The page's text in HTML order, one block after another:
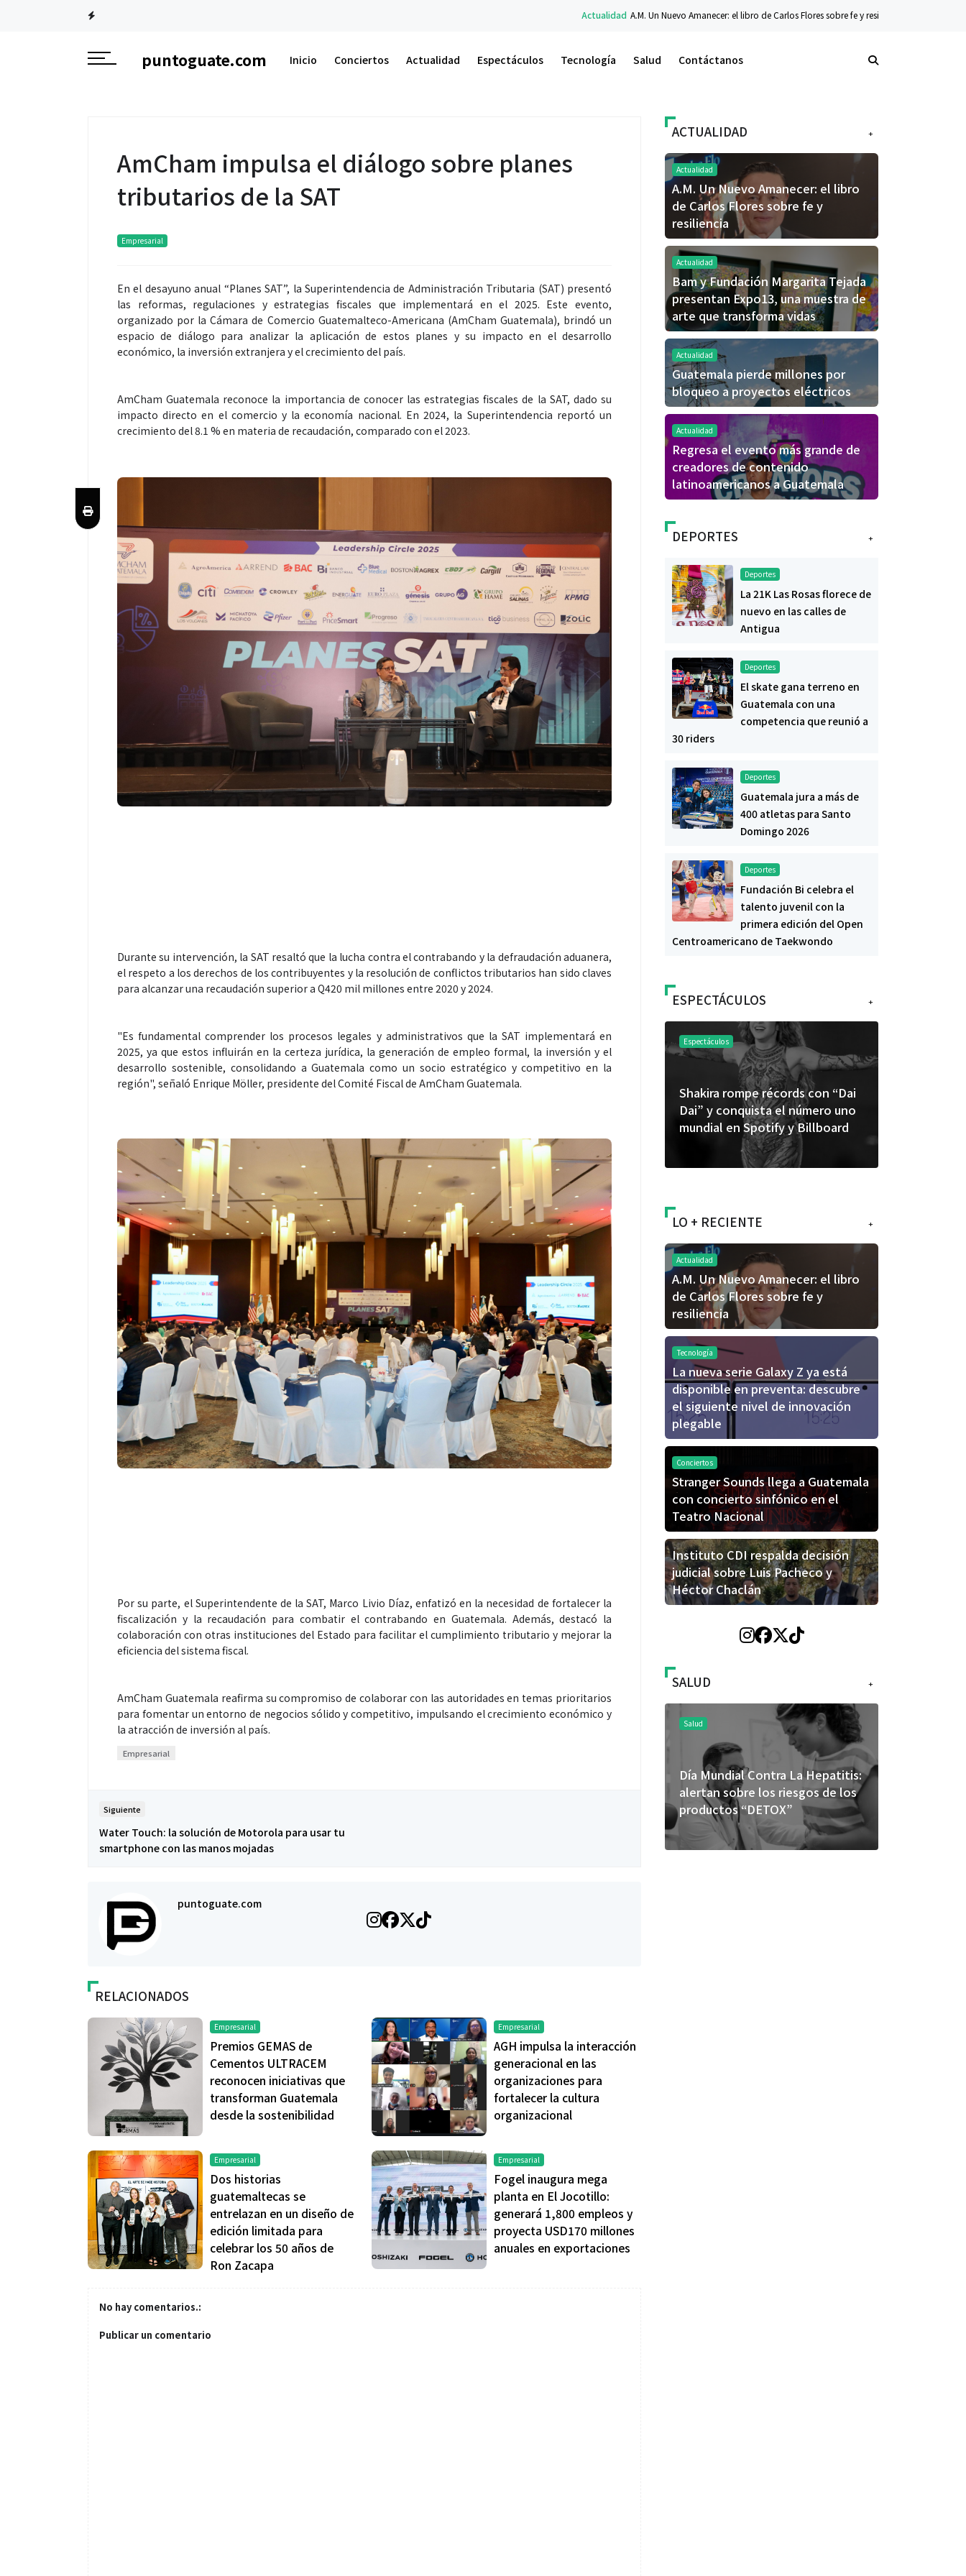
A.M. Un Nuevo Amanecer: el libro de Carlos Flores sobre fe y resiliencia Tecnología La nueva serie
puntoguate.com Inicio Conciertos Actualidad Espectáculos Tecnología Salud Contáctanos
AmCham impulsa el diálogo sobre planes
tributarios de la SAT
Empresarial
En el desayuno anual “Planes SAT”, la Superintendencia de Administración Tributaria (SAT) presentó
las reformas, regulaciones y estrategias fiscales que implementará en el 2025. Este evento,
organizado por la Cámara de Comercio Guatemalteco-Americana (AmCham Guatemala), brindó un
espacio de diálogo para analizar la aplicación de estos planes y su impacto en el desarrollo
económico, la inversión extranjera y el crecimiento del país.
AmCham Guatemala reconoce la importancia de conocer las estrategias fiscales de la SAT, dado su
impacto directo en el comercio y la economía nacional. En 2024, la Superintendencia reportó un
crecimiento del 8.1 % en materia de recaudación, comparado con el 2023.
Durante su intervención, la SAT resaltó que la lucha contra el contrabando y la defraudación aduanera,
el respeto a los derechos de los contribuyentes y la resolución de conflictos tributarios han sido claves
para alcanzar una recaudación superior a Q420 mil millones entre 2020 y 2024.
"Es fundamental comprender los procesos legales y administrativos que la SAT implementará en
2025, ya que estos influirán en la certeza jurídica, la generación de empleo formal, la inversión y el
desarrollo sostenible, consolidando a Guatemala como un socio estratégico y competitivo en la
región", señaló Enrique Möller, presidente del Comité Fiscal de AmCham Guatemala.
Por su parte, el Superintendente de la SAT, Marco Livio Díaz, enfatizó en la necesidad de fortalecer la
fiscalización y la recaudación para combatir el contrabando en Guatemala. Además, destacó la
colaboración con otras instituciones del Estado para facilitar el cumplimiento tributario y mejorar la
eficiencia del sistema fiscal.
AmCham Guatemala reafirma su compromiso de colaborar con las autoridades en temas prioritarios
para fomentar un entorno de negocios sólido y competitivo, impulsando el crecimiento económico y
la atracción de inversión al país.
Empresarial
Siguiente
Water Touch: la solución de Motorola para usar tu
smartphone con las manos mojadas
puntoguate.com
RELACIONADOS
Empresarial
Premios GEMAS de
Cementos ULTRACEM
reconocen iniciativas que
transforman Guatemala
desde la sostenibilidad
Empresarial
AGH impulsa la interacción
generacional en las
organizaciones para
fortalecer la cultura
organizacional
Empresarial
Dos historias
guatemaltecas se
entrelazan en un diseño de
edición limitada para
celebrar los 50 años de
Ron Zacapa
Empresarial
Fogel inaugura mega
planta en El Jocotillo:
generará 1,800 empleos y
proyecta USD170 millones
anuales en exportaciones
No hay comentarios.:
Publicar un comentario
+
ACTUALIDAD
Actualidad
A.M. Un Nuevo Amanecer: el libro
de Carlos Flores sobre fe y
resiliencia
Actualidad
Bam y Fundación Margarita Tejada
presentan Expo13, una muestra de
arte que transforma vidas
Actualidad
Guatemala pierde millones por
bloqueo a proyectos eléctricos
Actualidad
Regresa el evento más grande de
creadores de contenido
latinoamericanos a Guatemala
+
DEPORTES
Deportes
La 21K Las Rosas florece de
nuevo en las calles de
Antigua
Deportes
El skate gana terreno en
Guatemala con una
competencia que reunió a
30 riders
Deportes
Guatemala jura a más de
400 atletas para Santo
Domingo 2026
Deportes
Fundación Bi celebra el
talento juvenil con la
primera edición del Open
Centroamericano de Taekwondo
+
ESPECTÁCULOS
Espectáculos
Shakira rompe récords con “Dai
Dai” y conquista el número uno
mundial en Spotify y Billboard
Espectáculos
La marimba une generaciones: el
espectáculo para todos
Espectáculos
“Donde quiera que estés” el
álbum de estudio
+
LO + RECIENTE
Actualidad
A.M. Un Nuevo Amanecer: el libro
de Carlos Flores sobre fe y
resiliencia
Tecnología
La nueva serie Galaxy Z ya está
disponible en preventa: descubre
el siguiente nivel de innovación
plegable
Conciertos
Stranger Sounds llega a Guatemala
con concierto sinfónico en el
Teatro Nacional
Instituto CDI respalda decisión
judicial sobre Luis Pacheco y
Héctor Chaclán
+
SALUD
Salud
Día Mundial Contra La Hepatitis:
alertan sobre los riesgos de los
productos “DETOX”
Salud